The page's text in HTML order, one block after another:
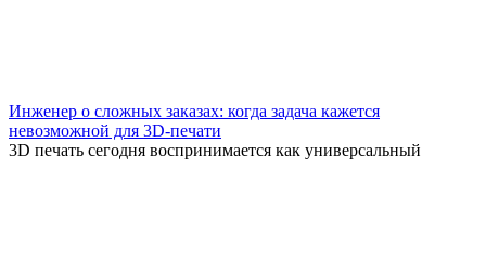
Инженер о сложных заказах: когда задача кажется
невозможной для 3D-печати
3D печать сегодня воспринимается как универсальный